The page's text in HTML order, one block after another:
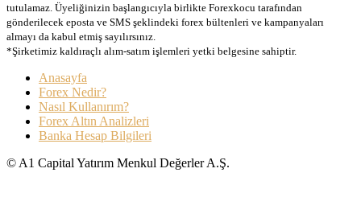
tutulamaz. Üyeliğinizin başlangıcıyla birlikte Forexkocu tarafından
gönderilecek eposta ve SMS şeklindeki forex bültenleri ve kampanyaları
almayı da kabul etmiş sayılırsınız.
*Şirketimiz kaldıraçlı alım-satım işlemleri yetki belgesine sahiptir.
Anasayfa
Forex Nedir?
Nasıl Kullanırım?
Forex Altın Analizleri
Banka Hesap Bilgileri
© A1 Capital Yatırım Menkul Değerler A.Ş.